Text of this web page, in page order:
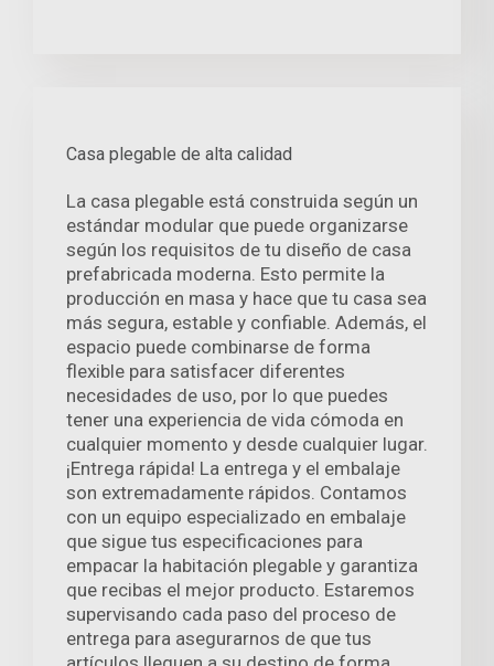
Casa plegable de alta calidad
La casa plegable está construida según un
estándar modular que puede organizarse
según los requisitos de tu diseño de casa
prefabricada moderna. Esto permite la
producción en masa y hace que tu casa sea
más segura, estable y confiable. Además, el
espacio puede combinarse de forma
flexible para satisfacer diferentes
necesidades de uso, por lo que puedes
tener una experiencia de vida cómoda en
cualquier momento y desde cualquier lugar.
¡Entrega rápida! La entrega y el embalaje
son extremadamente rápidos. Contamos
con un equipo especializado en embalaje
que sigue tus especificaciones para
empacar la habitación plegable y garantiza
que recibas el mejor producto. Estaremos
supervisando cada paso del proceso de
entrega para asegurarnos de que tus